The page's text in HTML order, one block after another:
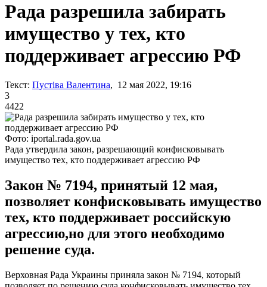
Рада разрешила забирать
имущество у тех, кто
поддерживает агрессию РФ
Текст: Пустіва Валентина, 12 мая 2022, 19:16
3
4422
Фото: iportal.rada.gov.ua
Рада утвердила закон, разрешающий конфисковывать
имущество тех, кто поддерживает агрессию РФ
Закон № 7194, принятый 12 мая,
позволяет конфисковывать имущество
тех, кто поддерживает российскую
агрессию,но для этого необходимо
решение суда.
Верховная Рада Украины приняла закон № 7194, который